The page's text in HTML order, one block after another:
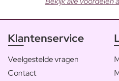
Klantenservice
Veelgestelde vragen
Contact